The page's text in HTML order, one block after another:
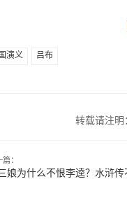
演义 吕布
转载请注明
篇：
娘为什么不恨李逵？水浒传